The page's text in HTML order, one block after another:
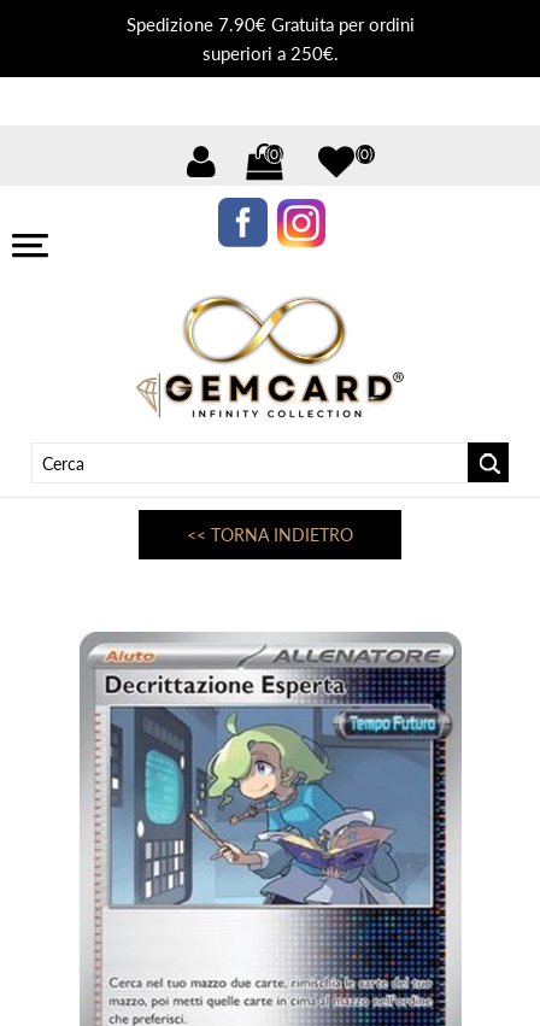
Spedizione 7.90€ Gratuita per ordini
superiori a 250€.
(0) (0)
<< TORNA INDIETRO